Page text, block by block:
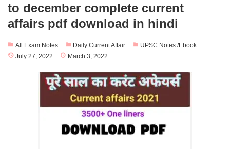
to december complete current
affairs pdf download in hindi
All Exam Notes Daily Current Affair
UPSC Notes /Ebook
July 27, 2022
March 3, 2022